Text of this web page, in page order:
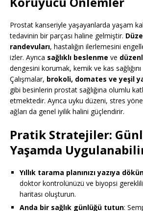
Prostat kanseriyle yaşayanlarda yaşam
tedavinin bir parçası haline gelmiştir.
randevuları, hastalığın ilerlemesini
izler. Ayrıca sağlıklı beslenme ve
dengesini korumak, kemik ve kas
Çalışmalar, brokoli, domates ve yeşil
gibi besinlerin prostat sağlığına olumlu
etmektedir. Ayrıca uyku düzeni, stres
ağları da genel iyilik halini güçlendirir.
Pratik Stratejiler:
Yaşamda
Yıllık tarama planınızı yazıya
doktor kontrolünüzü ve biyopsi
haritası oluşturun.
Anda bir sağlık günlüğü tutun: